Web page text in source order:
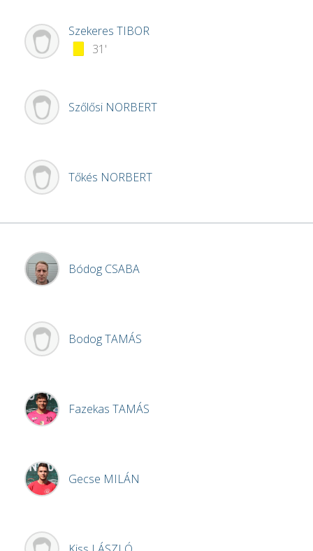
Szekeres TIBOR
31'
Szőlősi NORBERT
Tőkés NORBERT
Bódog CSABA
BodogTAMÁS
Fazekas TAMÁS
Gecse MILÁN